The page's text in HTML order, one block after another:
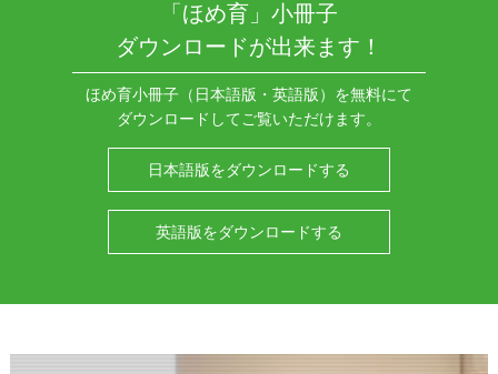
「ほめ育」小冊子
ダウンロードが出来ます！
ほめ育小冊子（日本語版・英語版）を無料にて
ダウンロードしてご覧いただけます。
日本語版をダウンロードする
英語版をダウンロードする